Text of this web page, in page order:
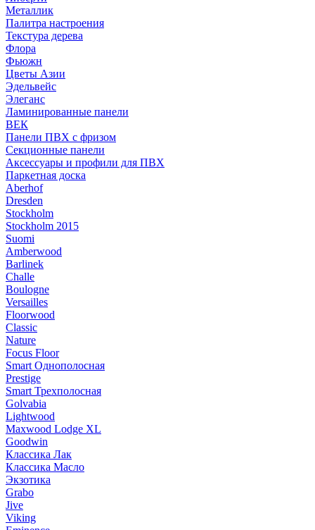
Металлик
Палитра настроения
Текстура дерева
Флора
Фьюжн
Цветы Азии
Эдельвейс
Элеганс
Ламинированные панели
ВЕК
Панели ПВХ с фризом
Секционные панели
Аксессуары и профили для ПВХ
Паркетная доска
Aberhof
Dresden
Stockholm
Stockholm 2015
Suomi
Amberwood
Barlinek
Challe
Boulogne
Versailles
Floorwood
Classic
Nature
Focus Floor
Smart Однополосная
Prestige
Smart Трехполосная
Golvabia
Lightwood
Maxwood Lodge XL
Goodwin
Классика Лак
Классика Масло
Экзотика
Grabo
Jive
Viking